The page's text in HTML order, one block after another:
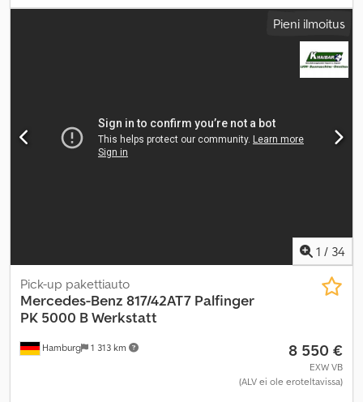
mekaaninen, päästöluokka:Euro 5, istuimien määrä:3,
2 100 mm,
4 300 mm,
Pieni ilmoitus
1 / 34
Hamburg 1 313 km
Pick-up pakettiauto
Mercedes-Benz 817/42AT7 Palfinger
PK 5000 B Werkstatt
8 550 €
EXW VB
(ALV ei ole eroteltavissa)